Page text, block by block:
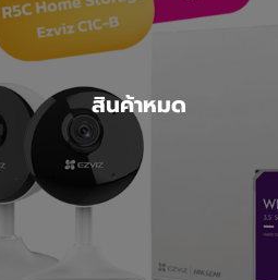
สินค้าหมด